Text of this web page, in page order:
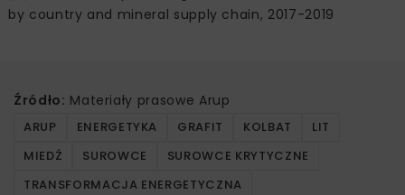
by country and mineral supply chain, 2017-2019
Źródło: Materiały prasowe Arup
ARUP ENERGETYKA GRAFIT KOLBAT
LIT
MIEDŹ
SUROWCE
SUROWCE KRYTYCZNE
TRANSFORMACJA ENERGETYCZNA